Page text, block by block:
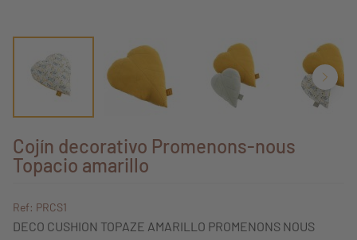
Cojín decorativo Promenons-nous
Topacio amarillo
Ref: PRCS1
DECO CUSHION TOPAZE AMARILLO PROMENONS NOUS